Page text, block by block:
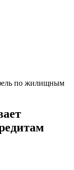
по жилищным